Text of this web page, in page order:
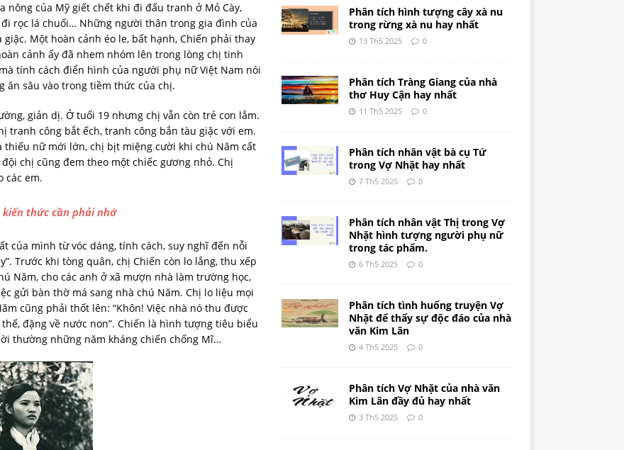
nông của Mỹ giết chết khi đi đấu tranh ở Mỏ Cày,
rọc lá chuối… Những người thân trong gia đình của
Một hoàn cảnh éo le, bất hạnh, Chiến phải thay
cảnh ấy đã nhem nhóm lên trong lòng chị tinh
tính cách điển hình của người phụ nữ Việt Nam nói
ăn sâu vào trong tiềm thức của chị.
giản dị. Ở tuổi 19 nhưng chị vẫn còn trẻ con lắm.
tranh công bắt ếch, tranh công bắn tàu giặc với em.
thiếu nữ mới lớn, chị bịt miệng cười khi chú Năm cất
chị cũng đem theo một chiếc gương nhỏ. Chị
các em.
thức cần phải nhớ
của mình từ vóc dáng, tính cách, suy nghĩ đến nỗi
Trước khi tòng quân, chị Chiến còn lo lắng, thu xếp
Năm, cho các anh ở xã mượn nhà làm trường học,
gửi bàn thờ má sang nhà chú Năm. Chị lo liệu mọi
cũng phải thốt lên: “Khôn! Việc nhà nó thu được
đặng về nước non”. Chiến là hình tượng tiêu biểu
thường những năm kháng chiến chống Mĩ…
Phân tích hình tượng cây xà nu
trong rừng xà nu hay nhất
13 Th5 2025 0
Phân tích Tràng Giang của nhà
thơ Huy Cận hay nhất
11 Th5 2025 0
Phân tích nhân vật bà cụ Tứ
trong Vợ Nhặt hay nhất
7 Th5 2025 0
Phân tích nhân vật Thị trong Vợ
Nhặt hình tượng người phụ nữ
trong tác phẩm.
6 Th5 2025 0
Phân tích tình huống truyện Vợ
Nhặt để thấy sự độc đáo của nhà
văn Kim Lân
4 Th5 2025 0
Phân tích Vợ Nhặt của nhà văn
Kim Lân đầy đủ hay nhất
3 Th5 2025 0